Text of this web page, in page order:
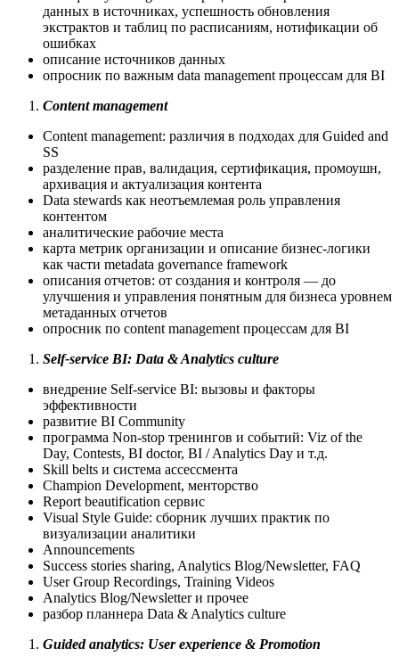
данных в источниках, успешность обновления
экстрактов и таблиц по расписаниям, нотификации об
ошибках
описание источников данных
опросник по важным data management процессам для BI
Content management
Content management: различия в подходах для Guided and
SS
разделение прав, валидация, сертификация, промоушн,
архивация и актуализация контента
Data stewards как неотъемлемая роль управления
контентом
аналитические рабочие места
карта метрик организации и описание бизнес-логики
как части metadata governance framework
описания отчетов: от создания и контроля — до
улучшения и управления понятным для бизнеса уровнем
метаданных отчетов
опросник по content management процессам для BI
Self-service BI: Data & Analytics culture
внедрение Self-service BI: вызовы и факторы
эффективности
развитие BI Community
программа Non-stop тренингов и событий: Viz of the
Day, Contests, BI doctor, BI / Analytics Day и т.д.
Skill belts и система ассессмента
Champion Development, менторство
Report beautification сервис
Visual Style Guide: сборник лучших практик по
визуализации аналитики
Announcements
Success stories sharing, Analytics Blog/Newsletter, FAQ
User Group Recordings, Training Videos
Analytics Blog/Newsletter и прочее
разбор планнера Data & Analytics culture
Guided analytics: User experience & Promotion